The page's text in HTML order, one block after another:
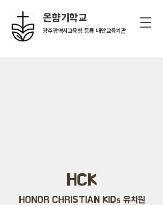
온향기학교
광주광역시교육청 등록 대안교육기관
HCK
HONOR CHRISTIAN KIDs 유치원